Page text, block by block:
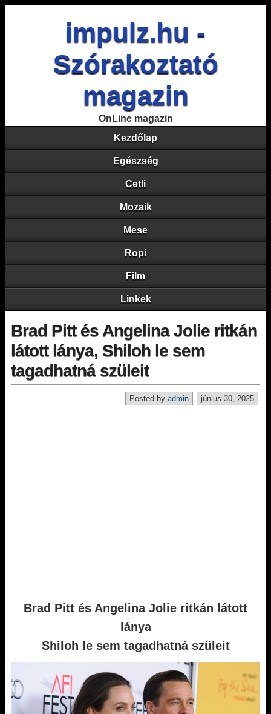
impulz.hu -
Szórakoztató
magazin
OnLine magazin
Kezdőlap
Egészség
Cetli
Mozaik
Mese
Ropi
Film
Linkek
Brad Pitt és Angelina Jolie ritkán
látott lánya, Shiloh le sem
tagadhatná szüleit
június 30, 2025
Posted by admin
Brad Pitt és Angelina Jolie ritkán látott
lánya
Shiloh le sem tagadhatná szüleit